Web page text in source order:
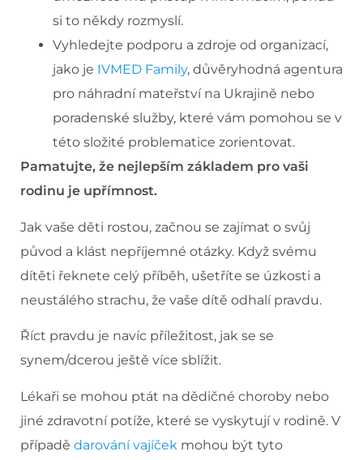
si to někdy rozmyslí.
Vyhledejte podporu a zdroje od organizací,
jako je IVMED Family, důvěryhodná agentura
pro náhradní mateřství na Ukrajině nebo
poradenské služby, které vám pomohou se v
této složité problematice zorientovat.
Pamatujte, že nejlepším základem pro vaši
rodinu je upřímnost.
Jak vaše děti rostou, začnou se zajímat o svůj
původ a klást nepříjemné otázky. Když svému
dítěti řeknete celý příběh, ušetříte se úzkosti a
neustálého strachu, že vaše dítě odhalí pravdu.
Říct pravdu je navíc příležitost, jak se se
synem/dcerou ještě více sblížit.
Lékaři se mohou ptát na dědičné choroby nebo
jiné zdravotní potíže, které se vyskytují v rodině. V
případě darování vajíček mohou být tyto